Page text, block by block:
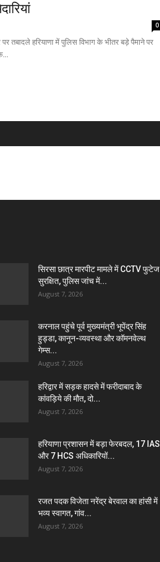
0
तबादले हरियाणा में पुलिस विभाग के भीतर बड़े पैमाने पर
सिरसा छात्र मारपीट मामले में CCTV फुटेज
सुरक्षित, पुलिस जांच में...
August 7, 2026
करनाल पहुंचे पूर्व मुख्यमंत्री भूपेंद्र सिंह
हुड्डा, कानून-व्यवस्था और कॉमनवेल्थ
गेम्स...
August 7, 2026
हरिद्वार में सड़क हादसे में फरीदाबाद के
कांवड़िये की मौत, दो...
August 7, 2026
हरियाणा प्रशासन में बड़ा फेरबदल, 17 IAS
और 7 HCS अधिकारियों...
August 7, 2026
रजत पदक विजेता नरेंद्र बेरवाल का हांसी में
भव्य स्वागत, गांव...
August 7, 2026